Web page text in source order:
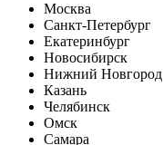
Москва
Санкт-Петербург
Екатеринбург
Новосибирск
Нижний Новгород
Казань
Челябинск
Омск
Самара